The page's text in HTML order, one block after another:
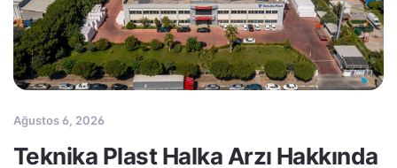
Ağustos 6, 2026
Teknika Plast Halka Arzı Hakkında